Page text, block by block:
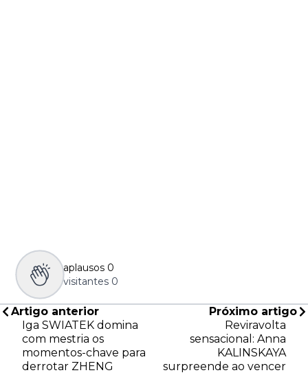
aplausos 0
visitantes 0
Artigo anterior
Iga SWIATEK domina
com mestria os
momentos-chave para
derrotar ZHENG
Próximo artigo
Reviravolta
sensacional: Anna
KALINSKAYA
surpreende ao vencer